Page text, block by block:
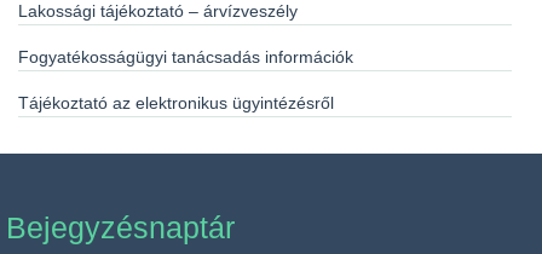
Lakossági tájékoztató – árvízveszély
Fogyatékosságügyi tanácsadás információk
Tájékoztató az elektronikus ügyintézésről
Bejegyzésnaptár